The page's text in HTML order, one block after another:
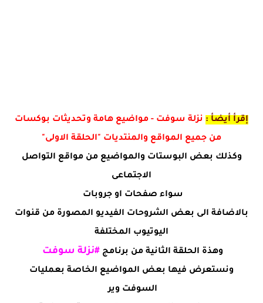
إقرأ أيضأ : نزلة سوفت - مواضيع هامة وتحديثات بوكسات
من جميع المواقع والمنتديات "الحلقة الاولى"
وكذلك بعض البوستات والمواضيع من مواقع التواصل
الاجتماعى
سواء صفحات او جروبات
بالاضافة الى بعض الشروحات الفيديو المصورة من قنوات
اليوتيوب المختلفة
وهذة الحلقة الثانية من برنامج #نزلة سوفت
ونستعرض فيها بعض المواضيع الخاصة بعمليات
السوفت وير